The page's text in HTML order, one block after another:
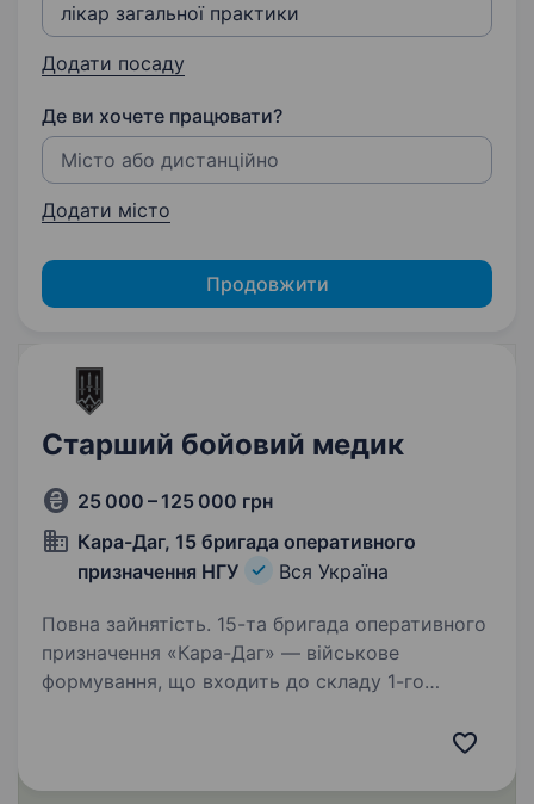
Додати посаду
Де ви хочете працювати?
Додати місто
Продовжити
Старший бойовий медик
25 000 – 125 000 грн
Кара-Даг, 15 бригада оперативного
призначення НГУ
Вся Україна
Повна зайнятість. 15-та бригада оперативного
призначення «Кара-Даг» — військове
формування, що входить до складу 1-го
Бригада шукає фахівців в батальйони та інші